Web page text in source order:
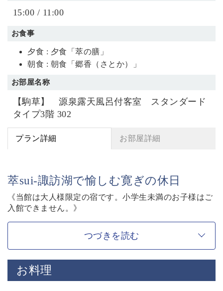
15:00 / 11:00
お食事
夕食 : 夕食「萃の膳」
朝食 : 朝食「郷香（さとか）」
お部屋名称
【駒草】 源泉露天風呂付客室 スタンダード
タイプ3階 302
プラン詳細 お部屋詳細
萃sui-諏訪湖で愉しむ寛ぎの休日
《当館は大人様限定の宿です。小学生未満のお子様はご
入館できません。》
お客様に寛ぎの時間をお過ごし頂く為に、萃sui-諏訪湖
ならではの“特別”をご紹介させて頂きます。
◇基本プラン内容◇
つづきを読む
お料理